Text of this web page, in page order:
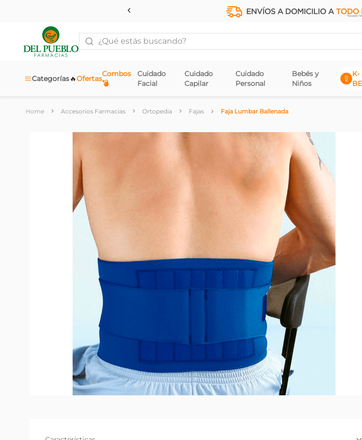
¿Qué estás buscando?
Categorías Ofertas
🔥
Combos
💣
Cuidado
Facial
Cuidado
Capilar
Cuidado
Personal
Bebés y
Niños
K-
Accesorios Farmacias Ortopedia Fajas Faja Lumbar Ballenada